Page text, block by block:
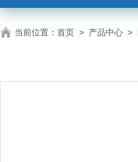
当前位置： 首页 > 产品中心 >